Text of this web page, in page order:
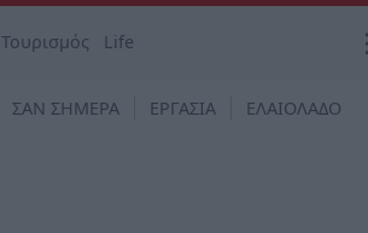
Τουρισμός Life
ΣΑΝ ΣΗΜΕΡΑ ΕΡΓΑΣΙΑ ΕΛΑΙΟΛΑΔΟ